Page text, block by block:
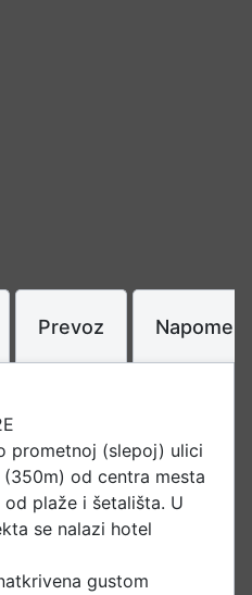
Prevoz
prometnoj (slepoj) ulici
od centra mesta
plaže i šetališta. U
se nalazi hotel
gustom